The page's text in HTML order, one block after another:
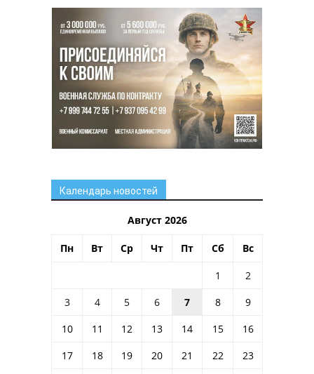
Календарь новостей
Август 2026
Пн Вт Ср Чт Пт Сб Вс
1
2
3
4 5 6 7 8
9
10
11 12 13 14 15
16
17
18 19 20 21 22
23